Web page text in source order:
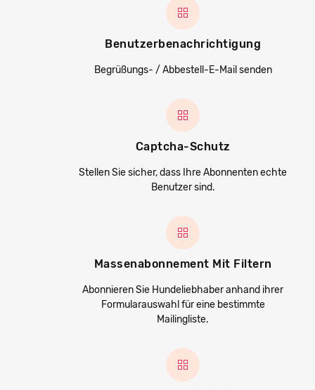
Benutzerbenachrichtigung
Begrüßungs- / Abbestell-E-Mail senden
Captcha-Schutz
Stellen Sie sicher, dass Ihre Abonnenten echte
Benutzer sind.
Massenabonnement Mit Filtern
Abonnieren Sie Hundeliebhaber anhand ihrer
Formularauswahl für eine bestimmte
Mailingliste.